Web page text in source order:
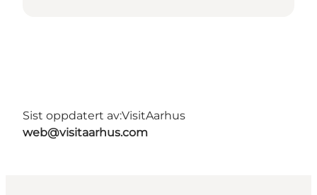
Sist oppdatert av:VisitAarhus
web@visitaarhus.com